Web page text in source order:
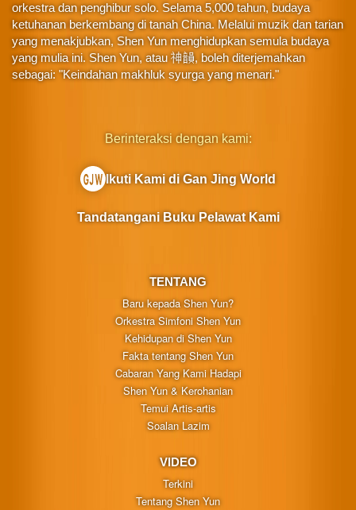
orkestra dan penghibur solo. Selama 5,000 tahun, budaya
ketuhanan berkembang di tanah China. Melalui muzik dan tarian
yang menakjubkan, Shen Yun menghidupkan semula budaya
yang mulia ini. Shen Yun, atau 神韻, boleh diterjemahkan
sebagai: "Keindahan makhluk syurga yang menari."
TENTANG
Baru kepada Shen Yun?
Orkestra Simfoni Shen Yun
Kehidupan di Shen Yun
Fakta tentang Shen Yun
Cabaran Yang Kami Hadapi
Shen Yun & Kerohanian
Temui Artis-artis
Soalan Lazim
VIDEO
Terkini
Tentang Shen Yun
Berinteraksi dengan kami:
Ikuti Kami di Gan Jing World
Tandatangani Buku Pelawat Kami